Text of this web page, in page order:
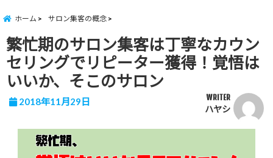
ホーム サロン集客の概念
繁忙期のサロン集客は丁寧なカウン
セリングでリピーター獲得！覚悟は
いいか、そこのサロン
2018年11月29日 WRITER
ハヤシ